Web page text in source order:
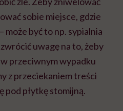
sobie miejsce, gdzie
może być to np. sypialnia
uwagę na to, żeby
przeciwnym wypadku
z przeciekaniem treści
pod płytkę stomijną.